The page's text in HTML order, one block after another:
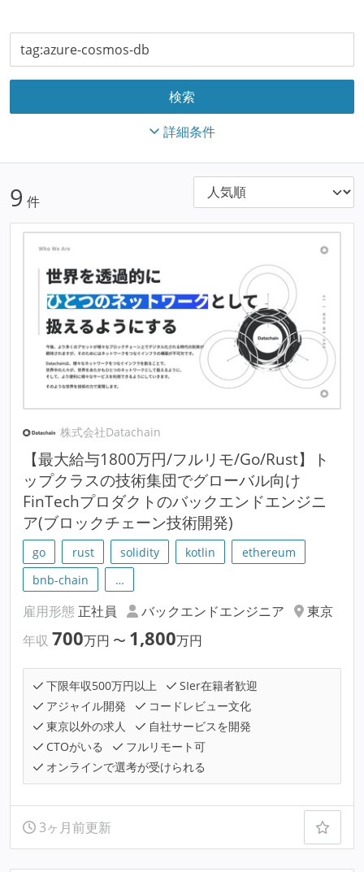
詳細条件
9 件
株式会社Datachain
【最大給与1800万円/フルリモ/Go/Rust】ト
ップクラスの技術集団でグローバル向け
FinTechプロダクトのバックエンドエンジニ
ア(ブロックチェーン技術開発)
go rust solidity kotlin
ethereum
bnb-chain
…
雇用形態 正社員 バックエンドエンジニア
東京
年収 700万円 〜 1,800万円
下限年収500万円以上
SIer在籍者歓迎
アジャイル開発
コードレビュー文化
東京以外の求人
自社サービスを開発
CTOがいる
フルリモート可
オンラインで選考が受けられる
3ヶ月前更新